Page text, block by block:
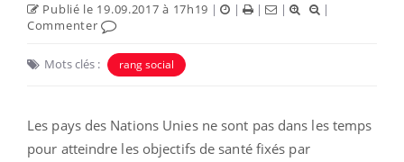
Publié le 19.09.2017 à 17h19 | | | |
|
Commenter
Mots clés : rang social
Les pays des Nations Unies ne sont pas dans les temps
pour atteindre les objectifs de santé fixés par